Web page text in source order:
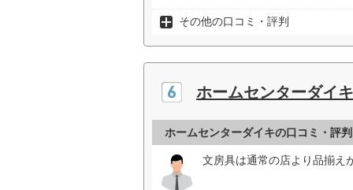
その他の口コミ・評判
ホームセンターダイキ
ホームセンターダイキの口コミ・評判
文房具は通常の店より品揃え